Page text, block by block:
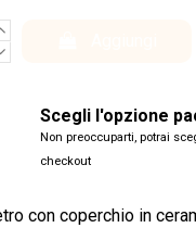
Scegli l'opzione
Non preoccuparti, potrai
checkout
con coperchio in